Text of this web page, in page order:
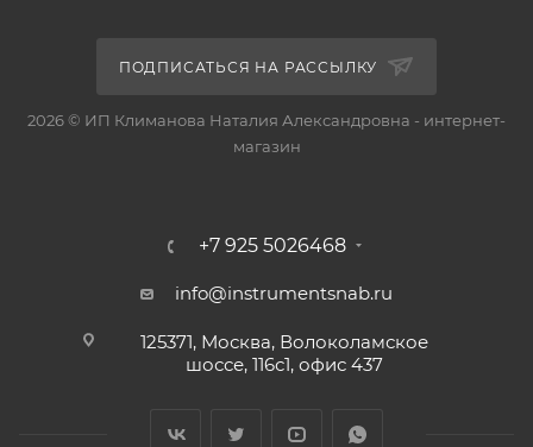
ПОДПИСАТЬСЯ НА РАССЫЛКУ
2026 © ИП Климанова Наталия Александровна - интернет-
магазин
+7 925 5026468
info@instrumentsnab.ru
125371, Москва, Волоколамское
шоссе, 116с1, офис 437